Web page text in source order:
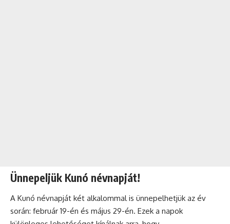
Ünnepeljük Kunó névnapját!
A Kunó névnapját két alkalommal is ünnepelhetjük az év
során: február 19-én és május 29-én. Ezek a napok